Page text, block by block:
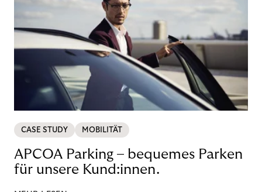
CASE STUDY MOBILITÄT
APCOA Parking – bequemes Parken
für unsere Kund:innen.